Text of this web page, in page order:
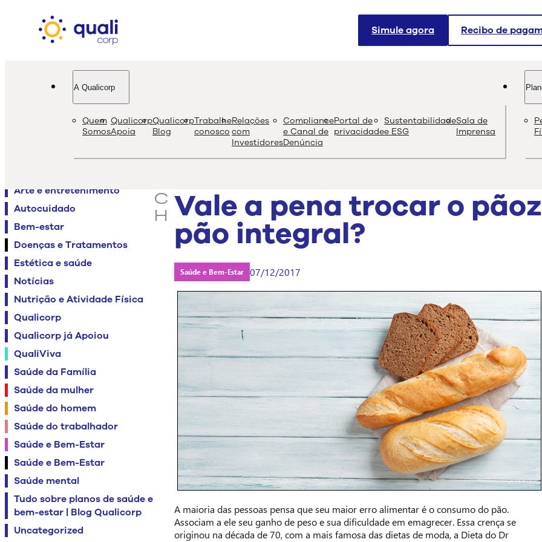
Simule agora Recibo de
A Qualicorp
Quem
Somos
Qualicorp
Apoia
Qualicorp
Blog
Trabalhe
conosco
Relações
com
Investidores
Compliance
e Canal de
Denúncia
Portal de
privacidade
Sustentabilidade
e ESG
Sala de
Imprensa
s
a
c
h
Arte e entretenimento
Autocuidado
Bem-estar
Doenças e Tratamentos
Estética e saúde
Notícias
Nutrição e Atividade Física
Qualicorp
Qualicorp já Apoiou
QualiViva
Saúde da Família
Saúde da mulher
Saúde do homem
Saúde do trabalhador
Saúde e Bem-Estar
Saúde e Bem-Estar
Saúde mental
Tudo sobre planos de saúde e
bem-estar | Blog Qualicorp
Uncategorized
qualiblog Conteúdo de
Vale a pena trocar o
pão integral?
Saúde e Bem-Estar 07/12/2017
A maioria das pessoas pensa que seu maior erro alimentar é o consumo do pão.
Associam a ele seu ganho de peso e sua dificuldade em emagrecer. Essa crença se
originou na década de 70, com a mais famosa das dietas de moda, a Dieta do Dr